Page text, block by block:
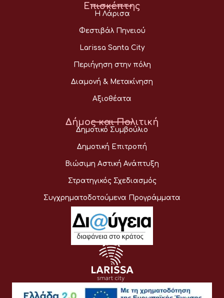
Επισκέπτης
Η Λάρισα
Φεστιβάλ Πηνειού
Larissa Santa City
Περιήγηση στην πόλη
Διαμονή & Μετακίνηση
Αξιοθέατα
Δήμος και Πολιτική
Δημοτικό Συμβούλιο
Δημοτική Επιτροπή
Βιώσιμη Αστική Ανάπτυξη
Στρατηγικός Σχεδιασμός
Συγχρηματοδοτούμενα Προγράμματα